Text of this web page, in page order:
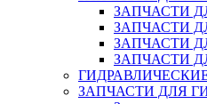
ЗАПЧАСТИ
ЗАПЧАСТИ
ЗАПЧАСТИ
ЗАПЧАСТИ
ЗАПЧАСТИ ДЛЯ